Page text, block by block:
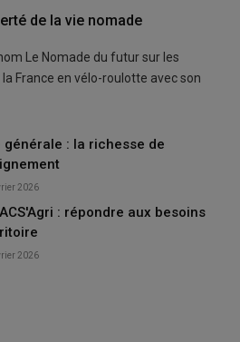
de la vie nomade
Le Nomade du futur sur les
France en vélo-roulotte avec son
générale : la richesse de
2026
: répondre aux besoins
2026